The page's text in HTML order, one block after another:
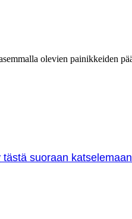
olevien painikkeiden
suoraan